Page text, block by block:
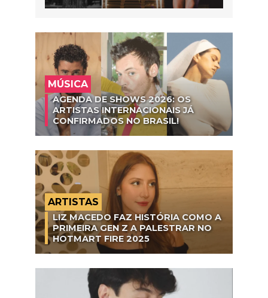
MÚSICA
AGENDA DE SHOWS 2026: OS
ARTISTAS INTERNACIONAIS JÁ
CONFIRMADOS NO BRASIL!
ARTISTAS
LIZ MACEDO FAZ HISTÓRIA COMO A
PRIMEIRA GEN Z A PALESTRAR NO
HOTMART FIRE 2025